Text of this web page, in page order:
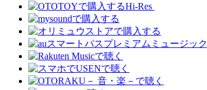
Hi-Res